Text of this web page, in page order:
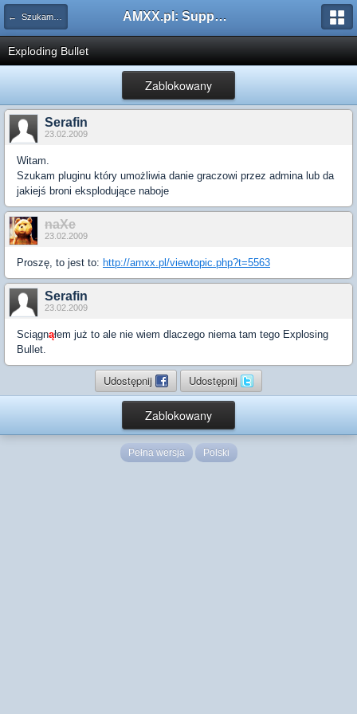
← Szukam pluginu AMXX.pl: Support AMX Mod X i SourceMod
Exploding Bullet
Zablokowany
Serafin
23.02.2009
Witam.
Szukam pluginu który umożliwia danie graczowi przez admina lub da
jakiejś broni eksplodujące naboje
naXe
23.02.2009
Proszę, to jest to: http://amxx.pl/viewtopic.php?t=5563
Serafin
23.02.2009
Sciągnąłem już to ale nie wiem dlaczego niema tam tego Explosing
Bullet.
Udostępnij Udostępnij
Zablokowany
Pełna wersja Polski